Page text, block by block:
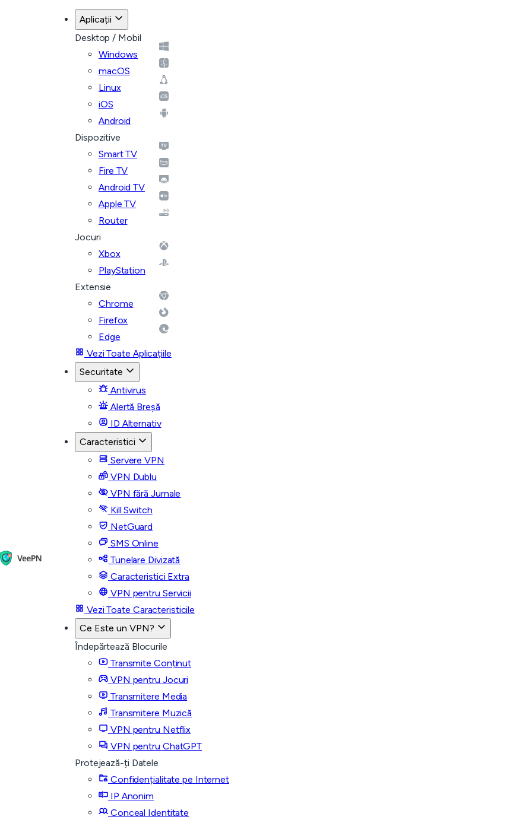
Aplicații
Desktop / Mobil
Windows
macOS
Linux
iOS
Android
Dispozitive
Smart TV
Fire TV
Android TV
Apple TV
Router
Jocuri
Xbox
PlayStation
Extensie
Chrome
Firefox
Edge
Vezi Toate Aplicațiile
Securitate
Antivirus
Alertă Breșă
ID Alternativ
Caracteristici
Servere VPN
VPN Dublu
VPN fără Jurnale
Kill Switch
NetGuard
SMS Online
Tunelare Divizată
Caracteristici Extra
VPN pentru Servicii
Vezi Toate Caracteristicile
Ce Este un VPN?
Îndepărtează Blocurile
Transmite Conținut
VPN pentru Jocuri
Transmitere Media
Transmitere Muzică
VPN pentru Netflix
VPN pentru ChatGPT
Protejează-ți Datele
Confidențialitate pe Internet
IP Anonim
Conceal Identitate